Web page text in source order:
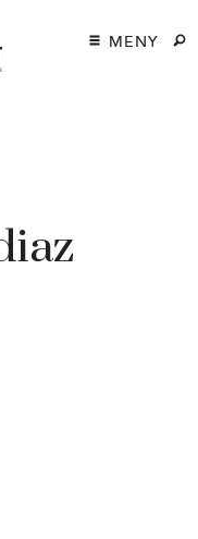
MENY